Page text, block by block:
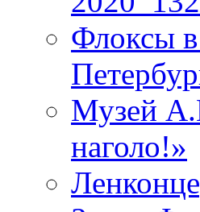
Флоксы в
Музей
наголо!»